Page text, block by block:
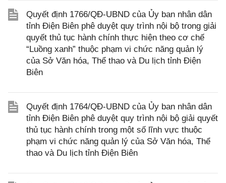
Quyết định 1766/QĐ-UBND của Ủy ban nhân dân
tỉnh Điện Biên phê duyệt quy trình nội bộ trong giải
quyết thủ tục hành chính thực hiện theo cơ chế
“Luồng xanh” thuộc phạm vi chức năng quản lý
của Sở Văn hóa, Thể thao và Du lịch tỉnh Điện
Biên
Quyết định 1764/QĐ-UBND của Ủy ban nhân dân
tỉnh Điện Biên phê duyệt quy trình nội bộ giải quyết
thủ tục hành chính trong một số lĩnh vực thuộc
phạm vi chức năng quản lý của Sở Văn hóa, Thể
thao và Du lịch tỉnh Điện Biên